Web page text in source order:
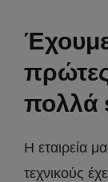
Έχουμε
πολλά
Η εταιρεία
τεχνικούς